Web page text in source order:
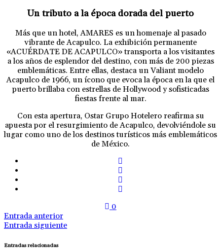
Un tributo a la época dorada del puerto
Más que un hotel, AMARES es un homenaje al pasado
vibrante de Acapulco. La exhibición permanente
«ACUÉRDATE DE ACAPULCO» transporta a los visitantes
a los años de esplendor del destino, con más de 200 piezas
emblemáticas. Entre ellas, destaca un Valiant modelo
Acapulco de 1966, un ícono que evoca la época en la que el
puerto brillaba con estrellas de Hollywood y sofisticadas
fiestas frente al mar.
Con esta apertura, Ostar Grupo Hotelero reafirma su
apuesta por el resurgimiento de Acapulco, devolviéndole su
lugar como uno de los destinos turísticos más emblemáticos
de México.
0
Entrada anterior
Entrada siguiente
Entradas relacionadas